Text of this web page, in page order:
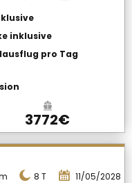
inklusive
pro Tag
3772€
8 T
11/05/2028